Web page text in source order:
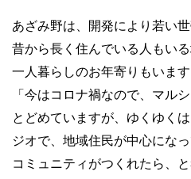
あざみ野は、開発により若い
昔から長く住んでいる人もい
一人暮らしのお年寄りもいます
「今はコロナ禍なので、マル
とどめていますが、ゆくゆく
ジオで、地域住民が中心にな
コミュニティがつくれたら、